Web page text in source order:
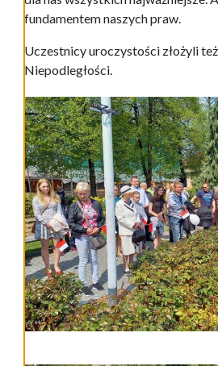
fundamentem naszych praw.
Uczestnicy uroczystości złożyli
Niepodległości.